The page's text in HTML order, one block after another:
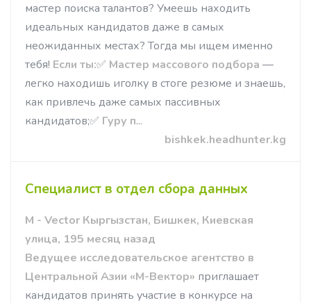
мастер поиска талантов? Умеешь находить
идеальных кандидатов даже в самых
неожиданных местах? Тогда мы ищем именно
тебя! Если ты:✅ Мастер массового подбора —
легко находишь иголку в стоге резюме и знаешь,
как привлечь даже самых пассивных
кандидатов;✅ Гуру п...
bishkek.headhunter.kg
Специалист в отдел сбора данных
M - Vector Кыргызстан, Бишкек, Киевская
улица, 195 месяц назад
Ведущее исследовательское агентство в
Центральной Азии «М-Вектор» приглашает
кандидатов принять участие в конкурсе на